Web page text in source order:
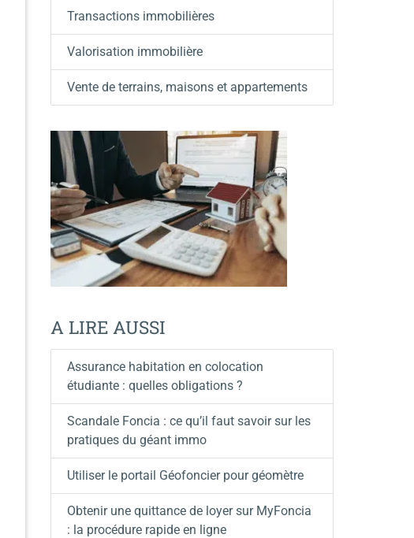
Transactions immobilières
Valorisation immobilière
Vente de terrains, maisons et appartements
A LIRE AUSSI
Assurance habitation en colocation
étudiante : quelles obligations ?
Scandale Foncia : ce qu’il faut savoir sur les
pratiques du géant immo
Utiliser le portail Géofoncier pour géomètre
Obtenir une quittance de loyer sur MyFoncia
: la procédure rapide en ligne